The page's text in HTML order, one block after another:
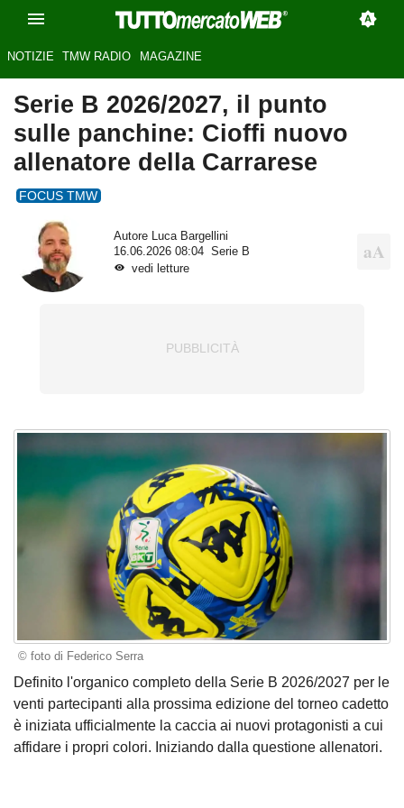
NOTIZIE TMW RADIO MAGAZINE
Serie B 2026/2027, il punto
sulle panchine: Cioffi nuovo
allenatore della Carrarese
FOCUS TMW
Autore Luca Bargellini
16.06.2026 08:04
Serie B
vedi letture
© foto di Federico Serra
Definito l'organico completo della Serie B 2026/2027 per le
venti partecipanti alla prossima edizione del torneo cadetto
è iniziata ufficialmente la caccia ai nuovi protagonisti a cui
affidare i propri colori. Iniziando dalla questione allenatori.